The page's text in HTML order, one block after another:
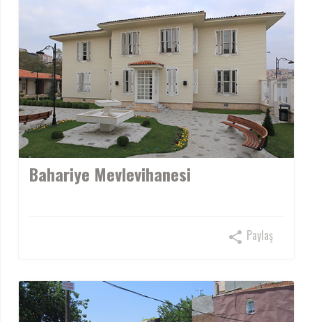
Bahariye Mevlevihanesi
Paylaş